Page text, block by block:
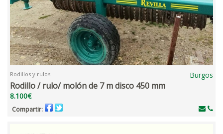
Rodillos y rulos Burgos
Rodillo / rulo/ molón de 7 m disco 450 mm
8.100€
Compartir: